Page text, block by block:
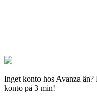
Inget konto hos Avanza
konto på 3 min!